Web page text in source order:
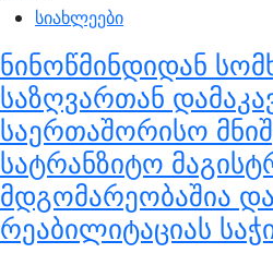
სიახლეები
ნინოწმინდიდან
საზღვართან
საერთაშორისო
სატრანზიტო
მდგომარეობაშია
რეაბილიტაციას